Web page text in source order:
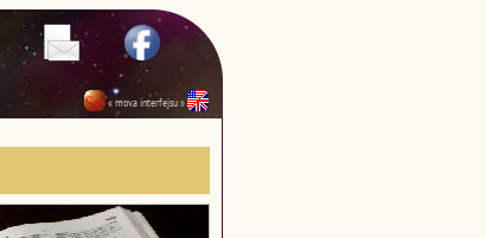
« mova interfejsu »